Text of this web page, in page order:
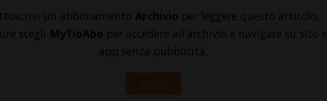
un abbonamento Archivio per leggere questo articolo,
scegli MyTioAbo per accedere all'archivio e navigare su sito e
app senza pubblicità.
ACCEDI